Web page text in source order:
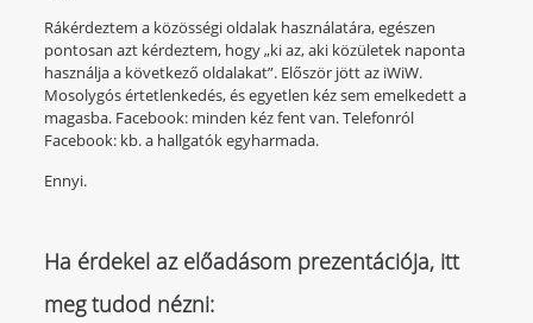
Rákérdeztem a közösségi oldalak használatára, egészen
pontosan azt kérdeztem, hogy „ki az, aki közületek naponta
használja a következő oldalakat”. Először jött az iWiW.
Mosolygós értetlenkedés, és egyetlen kéz sem emelkedett a
magasba. Facebook: minden kéz fent van. Telefonról
Facebook: kb. a hallgatók egyharmada.
Ennyi.
Ha érdekel az előadásom prezentációja, itt
meg tudod nézni: